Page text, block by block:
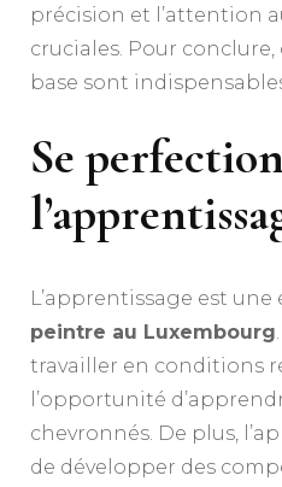
précision et l’attention
cruciales. Pour
base sont
Se
L’apprentissage est
peintre au Luxembourg
travailler en conditions
l’opportunité
chevronnés. De plus,
de développer des